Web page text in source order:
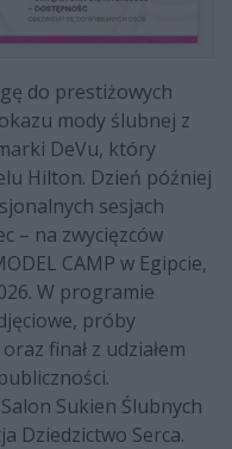
do prestiżowych
mody ślubnej z
DeVu, który
Hilton. Dzień później
sesjach
– na zwycięzców
CAMP w Egipcie,
W programie
próby
finał z udziałem
Sukien Ślubnych
Dziedzictwo Serca.